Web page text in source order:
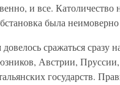
и все.
была
сражаться сразу
Австрии,
государств.